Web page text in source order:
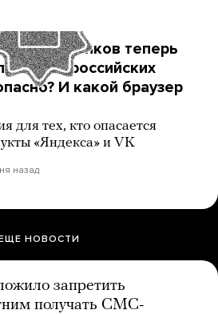
других банков теперь
в российских
И какой браузер
для тех, кто опасается
«Яндекса» и VK
назад
НОВОСТИ
запретить
получать СМС-